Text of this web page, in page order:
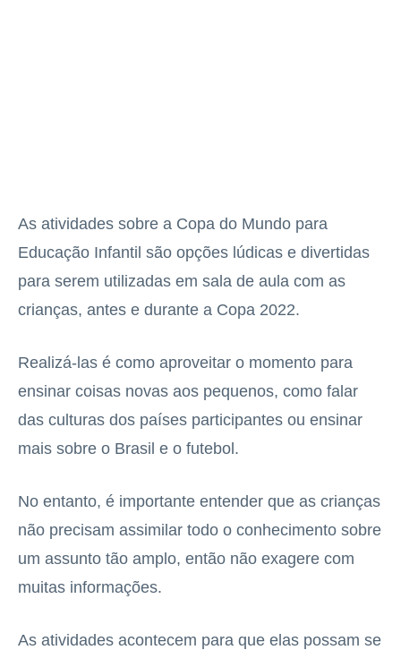
As atividades sobre a Copa do Mundo para
Educação Infantil são opções lúdicas e divertidas
para serem utilizadas em sala de aula com as
crianças, antes e durante a Copa 2022.
Realizá-las é como aproveitar o momento para
ensinar coisas novas aos pequenos, como falar
das culturas dos países participantes ou ensinar
mais sobre o Brasil e o futebol.
No entanto, é importante entender que as crianças
não precisam assimilar todo o conhecimento sobre
um assunto tão amplo, então não exagere com
muitas informações.
As atividades acontecem para que elas possam se